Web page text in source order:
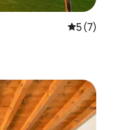
5 (7)